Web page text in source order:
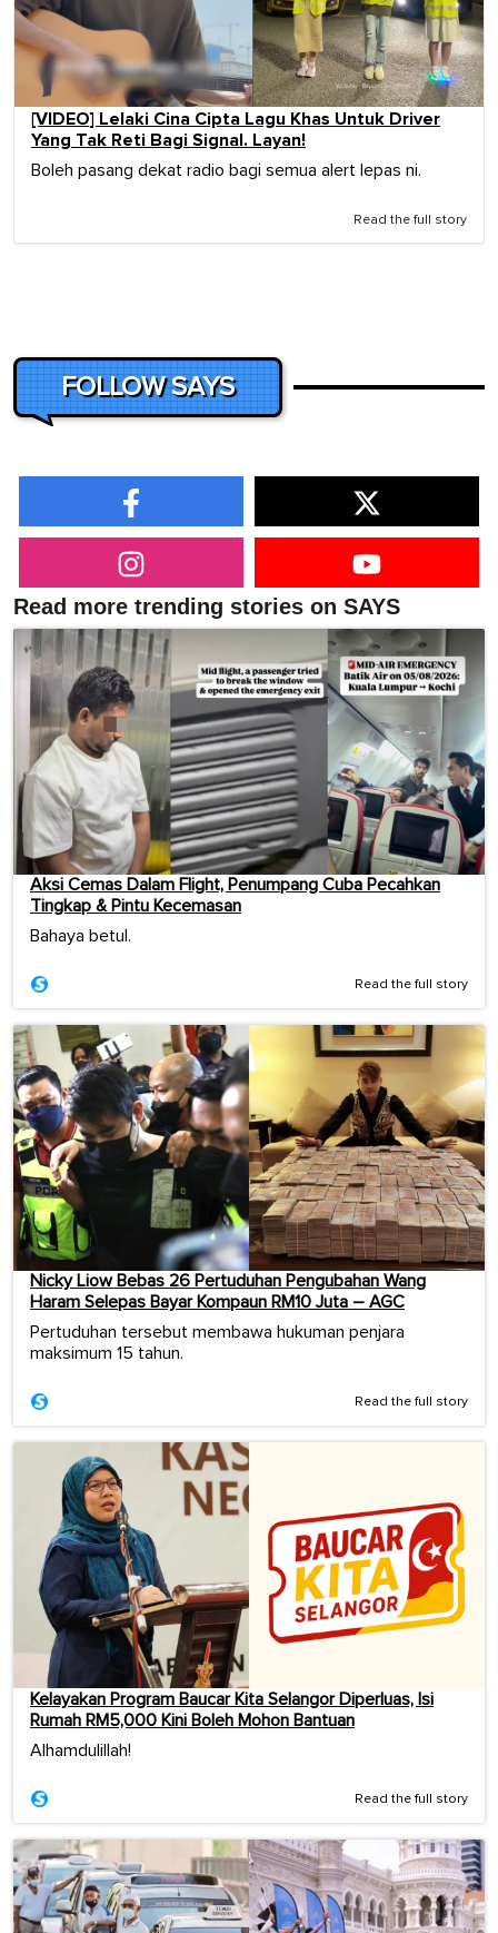
[VIDEO] Lelaki Cina Cipta Lagu Khas Untuk Driver
Yang Tak Reti Bagi Signal. Layan!
Boleh pasang dekat radio bagi semua alert lepas ni.
Read the full story
FOLLOW SAYS
Read more trending stories on SAYS
Aksi Cemas Dalam Flight, Penumpang Cuba Pecahkan
Tingkap & Pintu Kecemasan
Bahaya betul.
Read the full story
Nicky Liow Bebas 26 Pertuduhan Pengubahan Wang
Haram Selepas Bayar Kompaun RM10 Juta – AGC
Pertuduhan tersebut membawa hukuman penjara
maksimum 15 tahun.
Read the full story
Kelayakan Program Baucar Kita Selangor Diperluas, Isi
Rumah RM5,000 Kini Boleh Mohon Bantuan
Alhamdulillah!
Read the full story